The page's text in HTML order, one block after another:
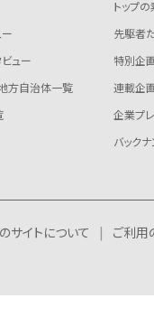
ー
ビュー
方自治体一覧
トップ
先駆者
特別企画
連載企画
企業プ
バック
サイトについて ご利用